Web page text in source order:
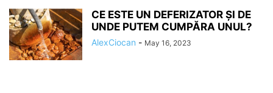
CE ESTE UN DEFERIZATOR ȘI DE
UNDE PUTEM CUMPĂRA UNUL?
AlexCiocan - May 16, 2023